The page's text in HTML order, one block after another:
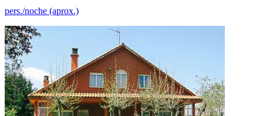
pers./noche (aprox.)